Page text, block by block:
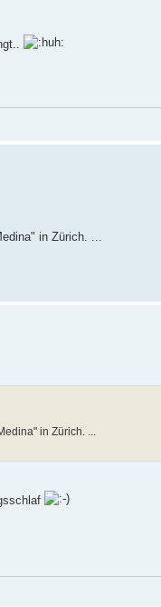
in Zürich. ...
in Zürich. ...